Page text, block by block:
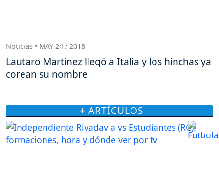
Noticias • MAY 24 / 2018
Lautaro Martínez llegó a Italia y los hinchas ya
corean su nombre
+ ARTÍCULOS